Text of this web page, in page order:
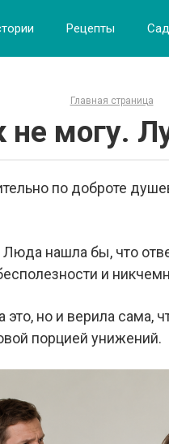
Рецепты
Главная страница
не могу.
по доброте
Люда нашла бы, что
и
это, но и верила сама,
порцией унижений.